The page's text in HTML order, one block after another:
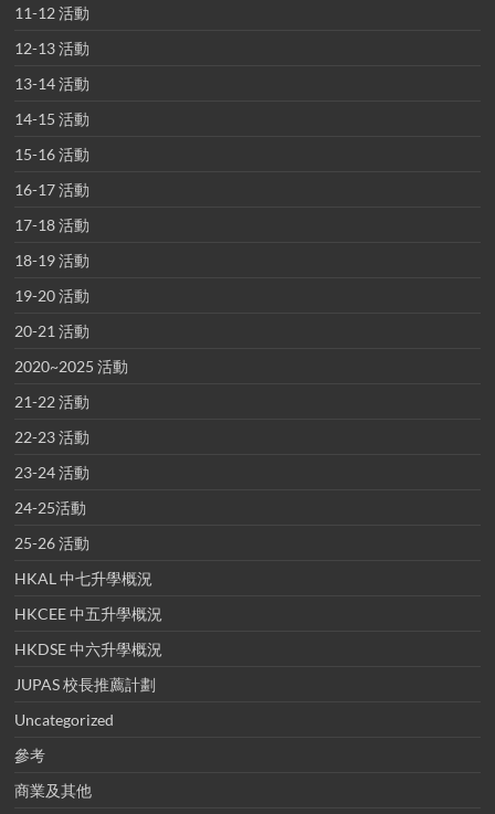
11-12 活動
12-13 活動
13-14 活動
14-15 活動
15-16 活動
16-17 活動
17-18 活動
18-19 活動
19-20 活動
20-21 活動
2020~2025 活動
21-22 活動
22-23 活動
23-24 活動
24-25活動
25-26 活動
HKAL 中七升學概況
HKCEE 中五升學概況
HKDSE 中六升學概況
JUPAS 校長推薦計劃
Uncategorized
參考
商業及其他